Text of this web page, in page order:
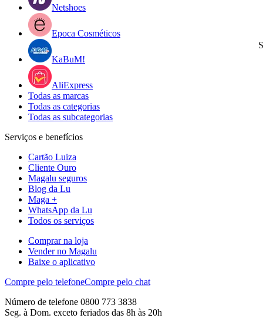
Netshoes
Epoca Cosméticos
KaBuM!
AliExpress
Todas as marcas
Todas as categorias
Todas as subcategorias
Serviços e benefícios
Cartão Luiza
Cliente Ouro
Magalu seguros
Blog da Lu
Maga +
WhatsApp da Lu
Todos os serviços
Comprar na loja
Vender no Magalu
Baixe o aplicativo
Compre pelo telefoneCompre pelo chat
Número de telefone 0800 773 3838
Seg. à Dom. exceto feriados das 8h às 20h